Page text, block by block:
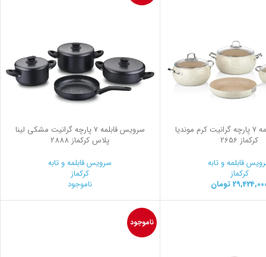
سرویس قابلمه 7 پارچه گرانیت کرم موندیا
کرکماز 2656
قابلمه و تابه
کرکماز
تومان
سرویس قابلمه 7 پارچه گرانیت مشکی لینا
پلاس کرکماز 2888
سرویس قابلمه و تابه
کرکماز
ناموجود
ناموجود